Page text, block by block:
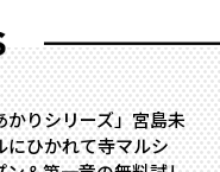
りシリーズ」宮島未
ひかれて寺マルシ